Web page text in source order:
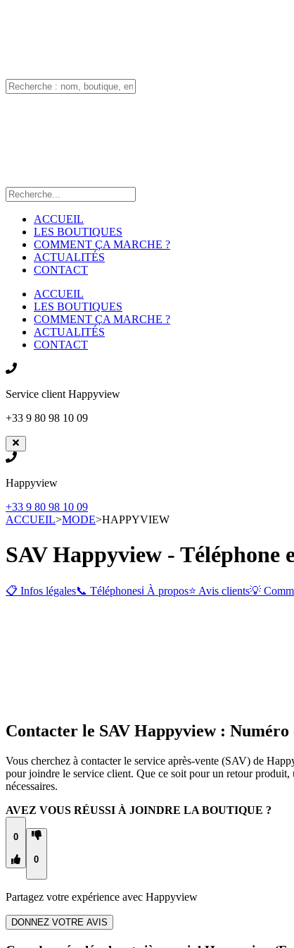
ACCUEIL
LES BOUTIQUES
COMMENT ÇA MARCHE ?
ACTUALITÉS
CONTACT
ACCUEIL
LES BOUTIQUES
COMMENT ÇA MARCHE ?
ACTUALITÉS
CONTACT
Service client Happyview
+33 9 80 98 10 09
Happyview
+33 9 80 98 10 09
ACCUEIL>MODE>HAPPYVIEW
SAV Happyview - Téléphone
📋 Infos légales📞 Téléphonesℹ️ À propos⭐ Avis clients💡
Contacter le SAV Happyview :
Vous cherchez à contacter le service après-vente (SAV) de
pour joindre le service client. Que ce soit pour un retour
nécessaires.
AVEZ VOUS RÉUSSI À JOINDRE LA BOUTIQUE ?
0
0
Partagez votre expérience avec Happyview
DONNEZ VOTRE AVIS